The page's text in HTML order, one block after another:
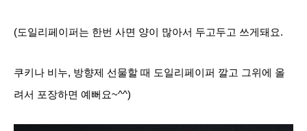
(도일리페이퍼는 한번 사면 양이 많아서 두고두고 쓰게돼요.
쿠키나 비누, 방향제 선물할 때 도일리페이퍼 깔고 그위에 올
려서 포장하면 예뻐요~^^)